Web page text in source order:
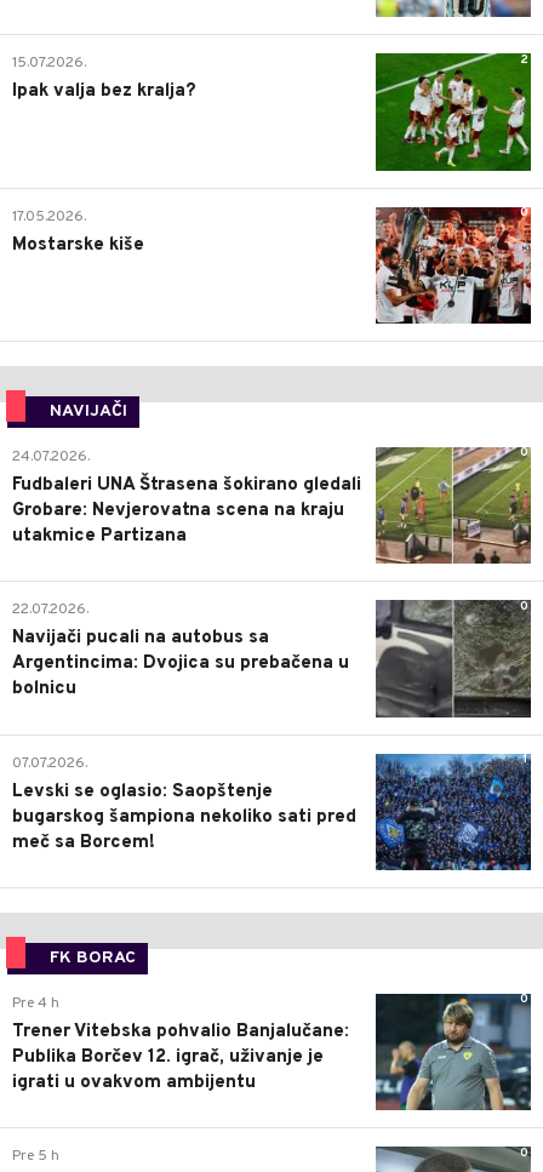
2
15.07.2026.
Ipak valja bez kralja?
0
17.05.2026.
Mostarske kiše
NAVIJAČI
0
24.07.2026.
Fudbaleri UNA Štrasena šokirano gledali
Grobare: Nevjerovatna scena na kraju
utakmice Partizana
0
22.07.2026.
Navijači pucali na autobus sa
Argentincima: Dvojica su prebačena u
bolnicu
1
07.07.2026.
Levski se oglasio: Saopštenje
bugarskog šampiona nekoliko sati pred
meč sa Borcem!
FK BORAC
0
Pre 4 h
Trener Vitebska pohvalio Banjalučane:
Publika Borčev 12. igrač, uživanje je
igrati u ovakvom ambijentu
0
Pre 5 h